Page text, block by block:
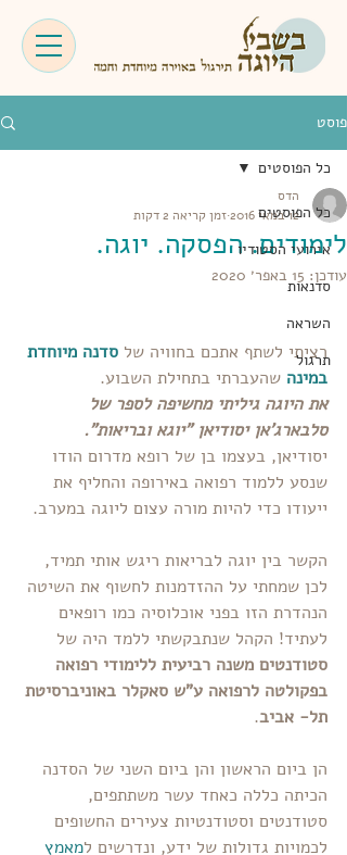
פוסט
כל הפוסטים
אירועי הסטודיו
סדנאות
השראה
תרגול
כל הפוסטים
לימודים. הפסקה. יוגה.
הדס
12 במאי 2016
זמן קריאה 2 דקות
עודכן: 15 באפר׳ 2020
רציתי לשתף אתכם בחוויה של סדנה מיוחדת
במינה שהעברתי בתחילת השבוע.
את היוגה גיליתי מחשיפה לספר של
סלבארג'אן יסודיאן "יוגא ובריאות".
יסודיאן, בעצמו בן של רופא מדרום הודו
שנסע ללמוד רפואה באירופה והחליף את
ייעודו כדי להיות מורה עצום ליוגה במערב.
הקשר בין יוגה לבריאות ריגש אותי תמיד,
לכן שמחתי על ההזדמנות לחשוף את השיטה
הנהדרת הזו בפני אוכלוסיה כמו רופאים
לעתיד! הקהל שנתבקשתי ללמד היה של
סטודנטים משנה רביעית ללימודי רפואה
בפקולטה לרפואה ע"ש סאקלר באוניברסיטת
תל- אביב.
הן ביום הראשון והן ביום השני של הסדנה
הכיתה כללה כאחד עשר משתתפים,
סטודנטים וסטודנטיות צעירים החשופים
לכמויות גדולות של ידע, ונדרשים למאמץ